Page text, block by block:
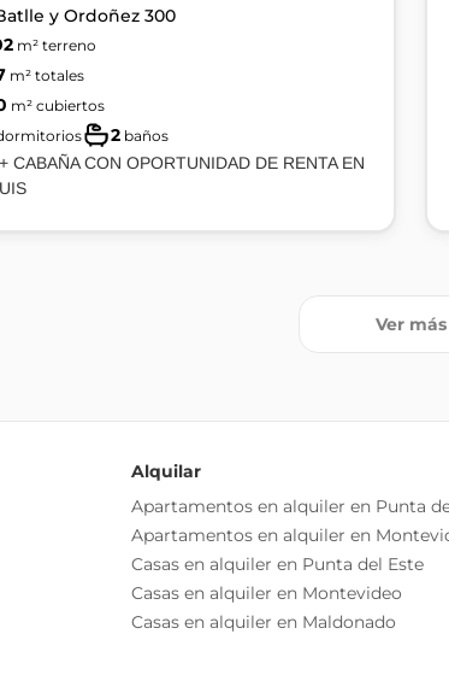
y Ordoñez 300
m² terreno
m² totales
m² cubiertos
2 baños
CABAÑA CON OPORTUNIDAD DE RENTA EN
Ver más
Alquilar
Apartamentos en alquiler en Punta
Apartamentos en alquiler en
Casas en alquiler en Punta del Este
Casas en alquiler en Montevideo
Casas en alquiler en Maldonado